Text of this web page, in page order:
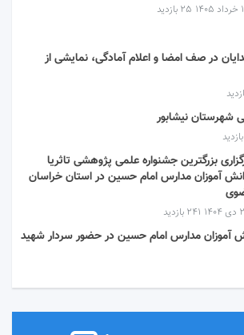
25 بازدید
در صف امضا و اعلام آمادگی، نمایشی از
شهرستان نیشابور
بزرگترین جشنواره علمی پژوهشی تاثریا
آموزان مدارس امام حسین در استان خراسان
241 بازدید
آموزان مدارس امام حسین در حضور سردار شهید